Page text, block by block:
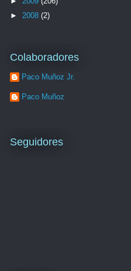
► 2008 (2)
Colaboradores
Paco Muñoz Jr.
Paco Muñoz
Seguidores